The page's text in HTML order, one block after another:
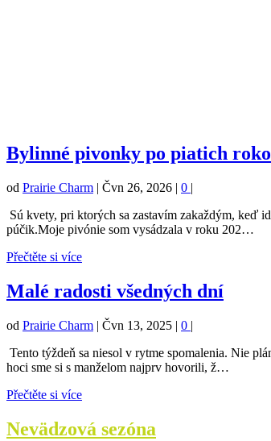
Bylinné pivonky po piatich
od Prairie Charm | Čvn 26, 2026 | 0 |
Sú kvety, pri ktorých sa zastavím zakaždým, keď
púčik.Moje pivónie som vysádzala v roku 202…
Přečtěte si více
Malé radosti všedných dní
od Prairie Charm | Čvn 13, 2025 | 0 |
Tento týždeň sa niesol v rytme spomalenia. Nie
hoci sme si s manželom najprv hovorili, ž…
Přečtěte si více
Nevädzová sezóna